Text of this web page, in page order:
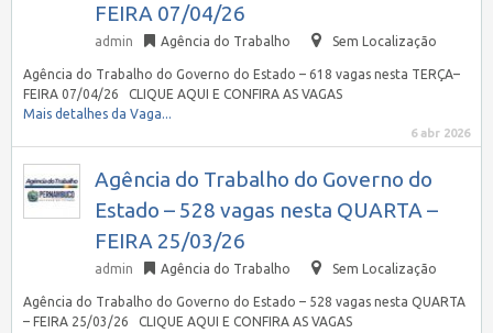
FEIRA 07/04/26
admin Agência do Trabalho Sem Localização
Agência do Trabalho do Governo do Estado – 618 vagas nesta TERÇA–
FEIRA 07/04/26 CLIQUE AQUI E CONFIRA AS VAGAS
Mais detalhes da Vaga...
6 abr 2026
Agência do Trabalho do Governo do
Estado – 528 vagas nesta QUARTA –
FEIRA 25/03/26
admin Agência do Trabalho Sem Localização
Agência do Trabalho do Governo do Estado – 528 vagas nesta QUARTA
– FEIRA 25/03/26 CLIQUE AQUI E CONFIRA AS VAGAS